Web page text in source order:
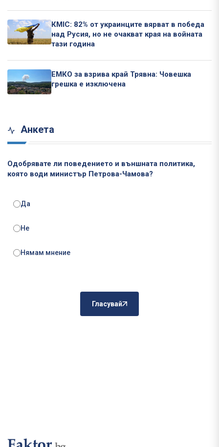
КМІС: 82% от украинците вярват в победа
над Русия, но не очакват края на войната
тази година
ЕМКО за взрива край Трявна: Човешка
грешка е изключена
Анкета
Одобрявате ли поведението и външната политика,
която води министър Петрова-Чамова?
Да
Не
Нямам мнение
Гласувай